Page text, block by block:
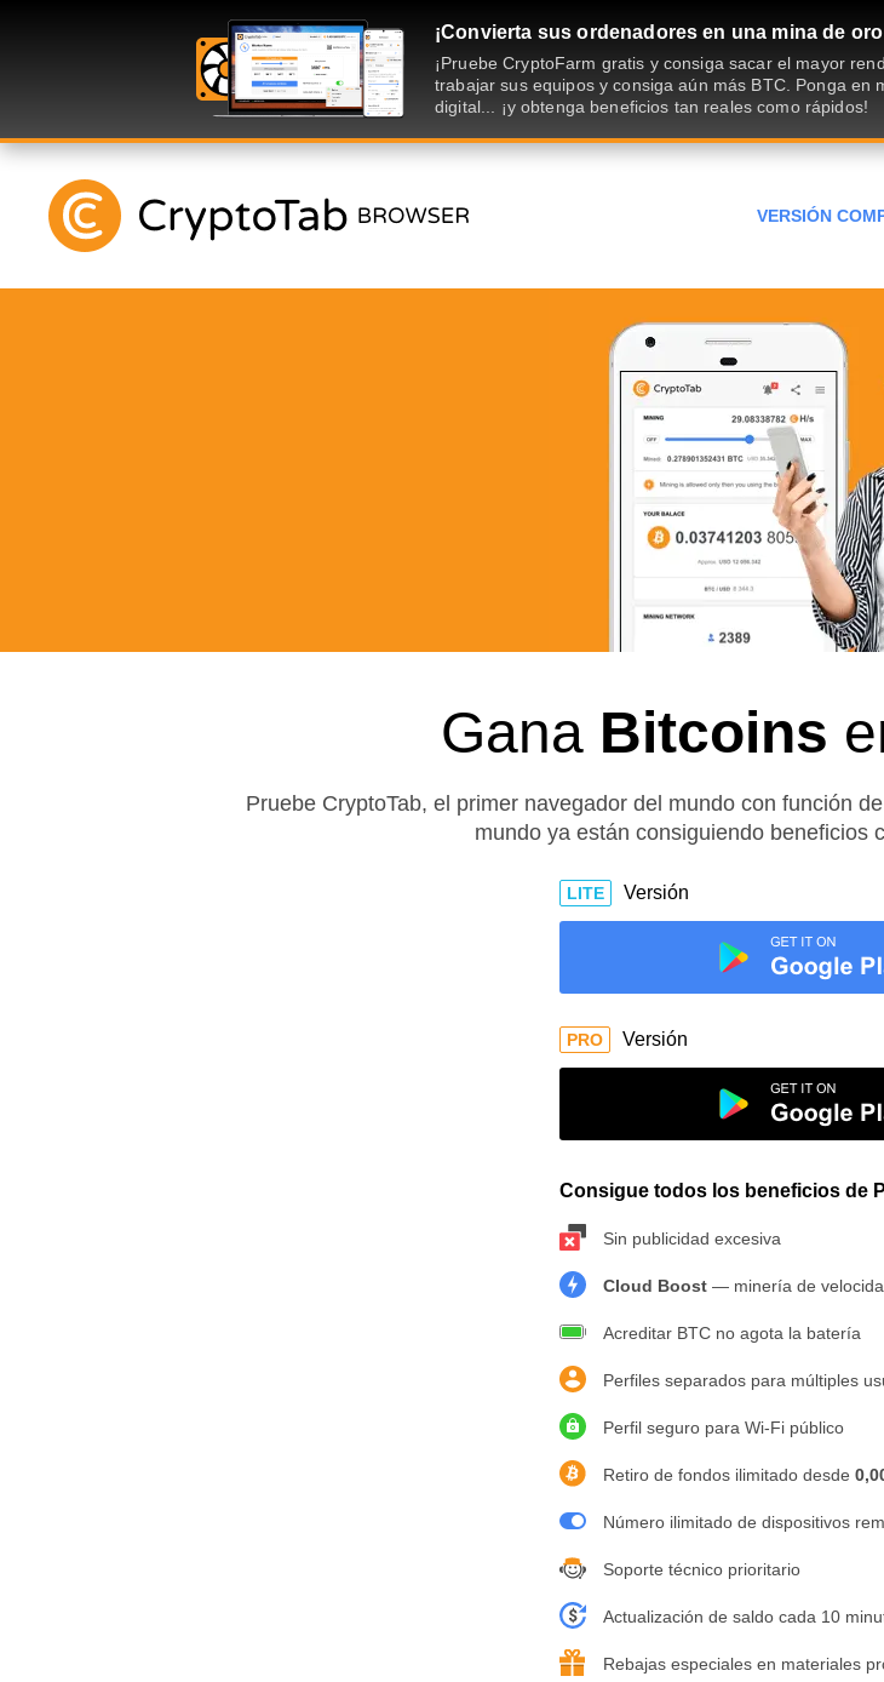
¡Convierta sus ordenadores en una mina de
¡Pruebe CryptoFarm gratis y consiga sacar el mayor
trabajar sus equipos y consiga aún más BTC. Ponga en
digital... ¡y obtenga beneficios tan reales como rápidos!
VERSIÓN
Gana Bitcoins
Pruebe CryptoTab, el primer navegador del mundo con función
mundo ya están consiguiendo beneficios
LITE Versión
PRO Versión
Consigue todos los beneficios de
Sin publicidad excesiva
Cloud Boost — minería de
Acreditar BTC no agota la batería
Perfiles separados para múltiples
Perfil seguro para Wi-Fi público
Retiro de fondos ilimitado desde
Número ilimitado de dispositivos
Soporte técnico prioritario
Actualización de saldo cada 10
Rebajas especiales en materiales